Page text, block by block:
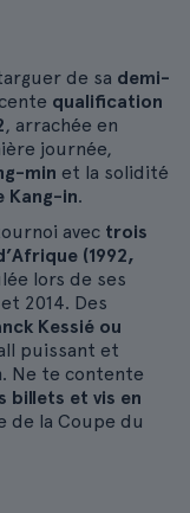
de sa demi-
qualification
, arrachée en
journée,
min et la solidité
Kang-in.
avec trois
(1992,
lors de ses
2014. Des
Kessié ou
puissant et
Ne te contente
billets et vis en
de la Coupe du